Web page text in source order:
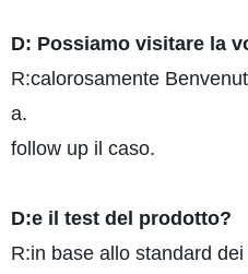
D: Possiamo visitare la
R:calorosamente
a.
follow up il caso.
D:e il test del prodotto?
R:in base allo standard